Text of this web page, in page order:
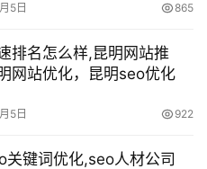
5日 865
排名怎么样,昆明网站推
网站优化，昆明seo优化
5日 922
关键词优化,seo人材公司